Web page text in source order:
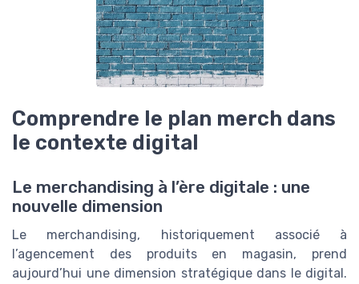
Comprendre le plan merch dans
le contexte digital
Le merchandising à l’ère digitale : une
nouvelle dimension
Le merchandising, historiquement associé à
l’agencement des produits en magasin, prend
aujourd’hui une dimension stratégique dans le digital.